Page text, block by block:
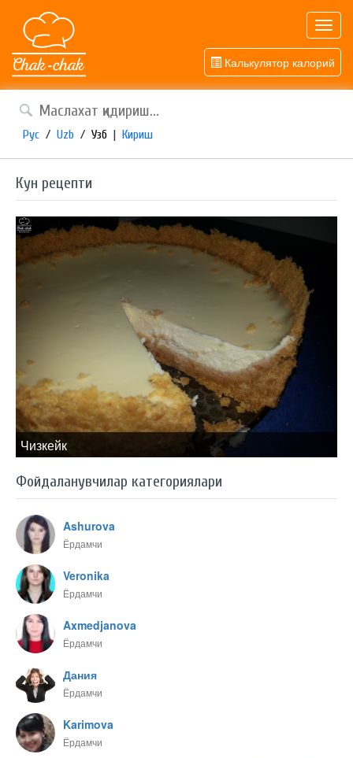
Калькулятор калорий
Рус / Uzb / Узб | Кириш
Кун рецепти
Чизкейк
Фойдаланувчилар категориялари
Ashurova
Ёрдамчи
Veronika
Ёрдамчи
Axmedjanova
Ёрдамчи
Дания
Ёрдамчи
Karimova
Ёрдамчи